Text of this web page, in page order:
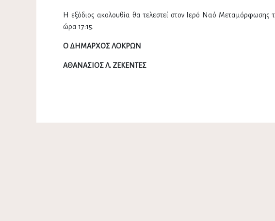
Η εξόδιος ακολουθία θα τελεστεί στον Ιερό Ναό
ώρα 17:15.
Ο ΔΗΜΑΡΧΟΣ ΛΟΚΡΩΝ
ΑΘΑΝΑΣΙΟΣ Λ. ΖΕΚΕΝΤΕΣ